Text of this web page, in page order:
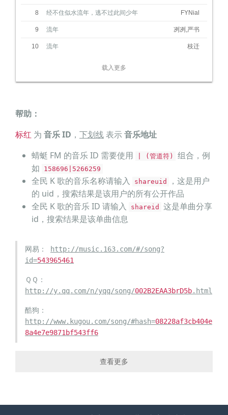
高山雪落 是不是你
亲爱的你 不要哭泣
可是我好想你 想你
跋涉千里 在往生石 唤你
唤你
那座大山如信仰 高高耸
请把我的思念带去给你
请让爱铺成云端的阶梯
风儿吹过 是不是你
花儿开了 是不是你
高山雪落 是不是你
亲爱的你 不要哭泣
我们一步一步走过这轮
点再次相遇
当梵音透过云层漫过天
ངས་ཁྱེད་རང་དྲན། ངའི་དགའ་
ངས་ཁྱེད་རང་དྲན། ངའི་དགའ་
ངས་ཁྱེད་རང་དྲན། ངའི་དགའ་
8 经不住似水流年，逃不过此间少年 FYNial
9 流年 冽冽,严书
10 流年 枝迁
载入更多
帮助：
标红 为 音乐 ID ， 下划线表示音乐地址
蜻蜓 FM 的音乐 ID 需要使用
| (管道符)
组合，例
如
158696|5266259
全民 K 歌的音乐名称请输入 shareuid
，这是用户
的 uid，搜索结果是该用户的所有公开作品
全民 K 歌的音乐 ID 请输入
shareid
这是单曲分享
id，搜索结果是该单曲信息
网易：
http://music.163.com/#/song?
id=543965461
ＱＱ：
http://y.qq.com/n/yqq/song/002B2EAA3brD5b.html
酷狗：
http://www.kugou.com/song/#hash=08228af3cb404e
8a4e7e9871bf543ff6
查看更多